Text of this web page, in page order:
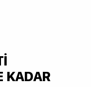
KADAR